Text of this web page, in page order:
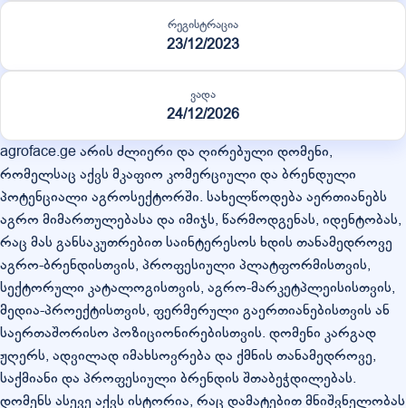
რეგისტრაცია
23/12/2023
ვადა
24/12/2026
agroface.ge არის ძლიერი და ღირებული დომენი,
რომელსაც აქვს მკაფიო კომერციული და ბრენდული
პოტენციალი აგროსექტორში. სახელწოდება აერთიანებს
აგრო მიმართულებასა და იმიჯს, წარმოდგენას, იდენტობას,
რაც მას განსაკუთრებით საინტერესოს ხდის თანამედროვე
აგრო-ბრენდისთვის, პროფესიული პლატფორმისთვის,
სექტორული კატალოგისთვის, აგრო-მარკეტპლეისისთვის,
მედია-პროექტისთვის, ფერმერული გაერთიანებისთვის ან
საერთაშორისო პოზიციონირებისთვის. დომენი კარგად
ჟღერს, ადვილად იმახსოვრება და ქმნის თანამედროვე,
საქმიანი და პროფესიული ბრენდის შთაბეჭდილებას.
დომენს ასევე აქვს ისტორია, რაც დამატებით მნიშვნელობას